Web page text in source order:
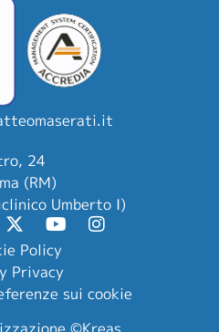
24
(RM)
Umberto I)
Policy
Privacy
sui cookie